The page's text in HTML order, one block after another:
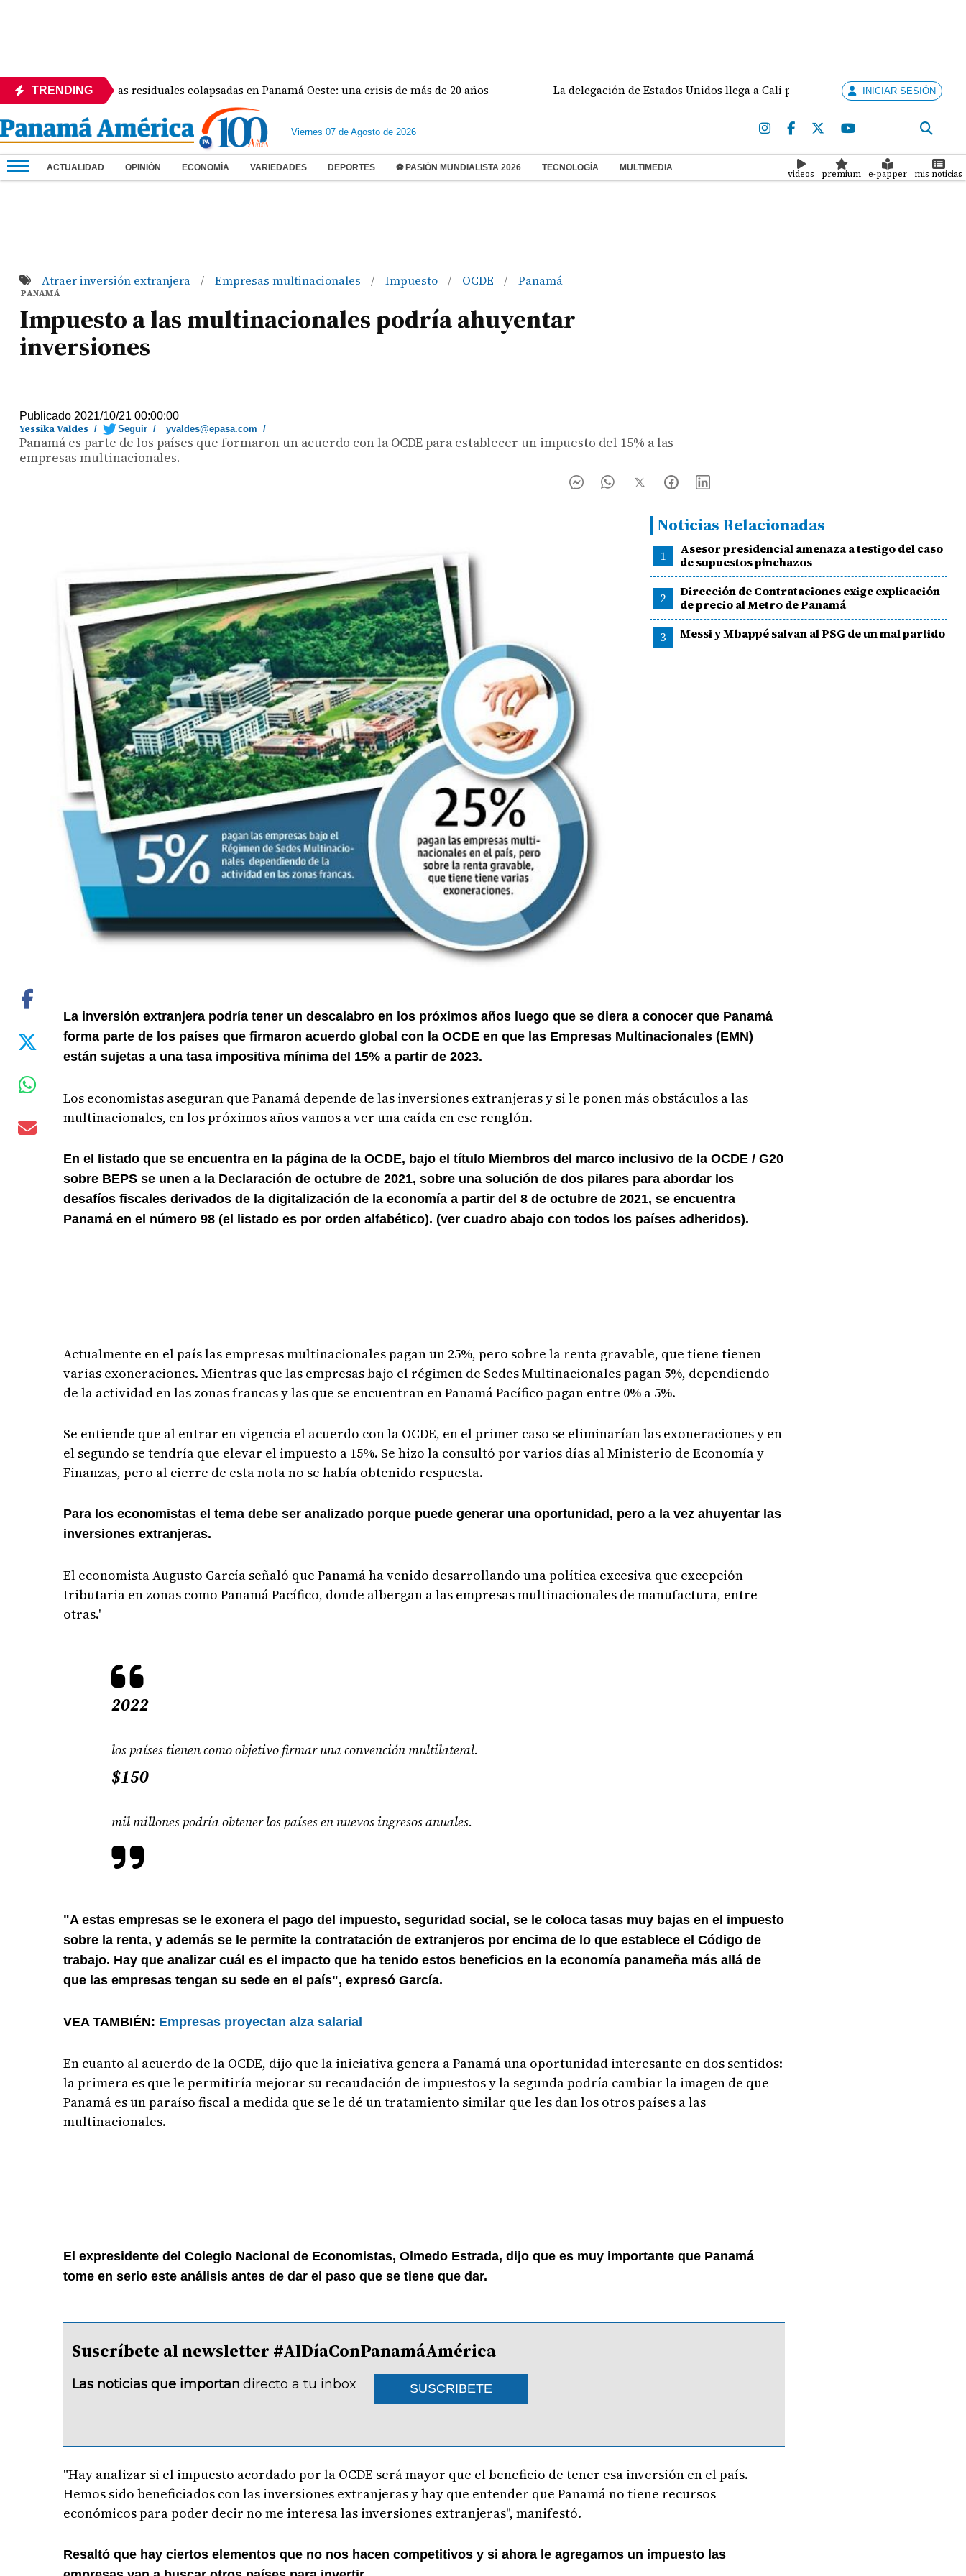
TRENDING
Inspecciona aguas residuales colapsadas en Panamá Oeste: una crisis de más de 20 años La delegación de Estados Unidos llega a Cali para la investidura de De la Espriella
INICIAR SESIÓN
Viernes 07 de Agosto de 2026
ACTUALIDAD OPINIÓN ECONOMÍA VARIEDADES DEPORTES ⚽ PASIÓN MUNDIALISTA 2026 TECNOLOGÍA MULTIMEDIA
videos premium e-papper mis noticias
Atraer inversión extranjera / Empresas multinacionales / Impuesto / OCDE / Panamá
PANAMÁ
Impuesto a las multinacionales podría ahuyentar
inversiones
Publicado 2021/10/21 00:00:00
Yessika Valdes / Seguir / yvaldes@epasa.com /
Panamá es parte de los países que formaron un acuerdo con la OCDE para establecer un impuesto del 15% a las
empresas multinacionales.
Noticias Relacionadas
1
Asesor presidencial amenaza a testigo del caso
de supuestos pinchazos
2
Dirección de Contrataciones exige explicación
de precio al Metro de Panamá
3 Messi y Mbappé salvan al PSG de un mal partido
La inversión extranjera podría tener un descalabro en los próximos años luego que se diera a conocer que Panamá
forma parte de los países que firmaron acuerdo global con la OCDE en que las Empresas Multinacionales (EMN)
están sujetas a una tasa impositiva mínima del 15% a partir de 2023.
Los economistas aseguran que Panamá depende de las inversiones extranjeras y si le ponen más obstáculos a las
multinacionales, en los próximos años vamos a ver una caída en ese renglón.
En el listado que se encuentra en la página de la OCDE, bajo el título Miembros del marco inclusivo de la OCDE / G20
sobre BEPS se unen a la Declaración de octubre de 2021, sobre una solución de dos pilares para abordar los
desafíos fiscales derivados de la digitalización de la economía a partir del 8 de octubre de 2021, se encuentra
Panamá en el número 98 (el listado es por orden alfabético). (ver cuadro abajo con todos los países adheridos).
Actualmente en el país las empresas multinacionales pagan un 25%, pero sobre la renta gravable, que tiene tienen
varias exoneraciones. Mientras que las empresas bajo el régimen de Sedes Multinacionales pagan 5%, dependiendo
de la actividad en las zonas francas y las que se encuentran en Panamá Pacífico pagan entre 0% a 5%.
Se entiende que al entrar en vigencia el acuerdo con la OCDE, en el primer caso se eliminarían las exoneraciones y en
el segundo se tendría que elevar el impuesto a 15%. Se hizo la consultó por varios días al Ministerio de Economía y
Finanzas, pero al cierre de esta nota no se había obtenido respuesta.
Para los economistas el tema debe ser analizado porque puede generar una oportunidad, pero a la vez ahuyentar las
inversiones extranjeras.
El economista Augusto García señaló que Panamá ha venido desarrollando una política excesiva que excepción
tributaria en zonas como Panamá Pacífico, donde albergan a las empresas multinacionales de manufactura, entre
otras.'
2022
los países tienen como objetivo firmar una convención multilateral.
$150
mil millones podría obtener los países en nuevos ingresos anuales.
"A estas empresas se le exonera el pago del impuesto, seguridad social, se le coloca tasas muy bajas en el impuesto
sobre la renta, y además se le permite la contratación de extranjeros por encima de lo que establece el Código de
trabajo. Hay que analizar cuál es el impacto que ha tenido estos beneficios en la economía panameña más allá de
que las empresas tengan su sede en el país", expresó García.
VEA TAMBIÉN: Empresas proyectan alza salarial
En cuanto al acuerdo de la OCDE, dijo que la iniciativa genera a Panamá una oportunidad interesante en dos sentidos:
la primera es que le permitiría mejorar su recaudación de impuestos y la segunda podría cambiar la imagen de que
Panamá es un paraíso fiscal a medida que se le dé un tratamiento similar que les dan los otros países a las
multinacionales.
El expresidente del Colegio Nacional de Economistas, Olmedo Estrada, dijo que es muy importante que Panamá
tome en serio este análisis antes de dar el paso que se tiene que dar.
Suscríbete al newsletter #AlDíaConPanamáAmérica
Las noticias que importan directo a tu inbox SUSCRIBETE
"Hay analizar si el impuesto acordado por la OCDE será mayor que el beneficio de tener esa inversión en el país.
Hemos sido beneficiados con las inversiones extranjeras y hay que entender que Panamá no tiene recursos
económicos para poder decir no me interesa las inversiones extranjeras", manifestó.
Resaltó que hay ciertos elementos que no nos hacen competitivos y si ahora le agregamos un impuesto las